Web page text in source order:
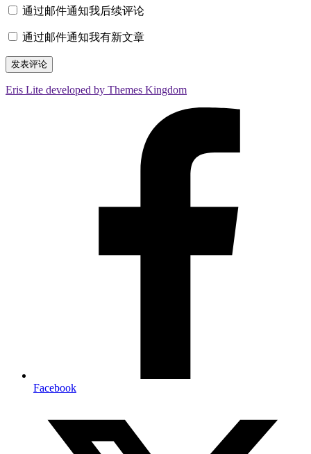
通过邮件通知我后续评论
通过邮件通知我有新文章
Eris Lite developed by Themes Kingdom
Facebook